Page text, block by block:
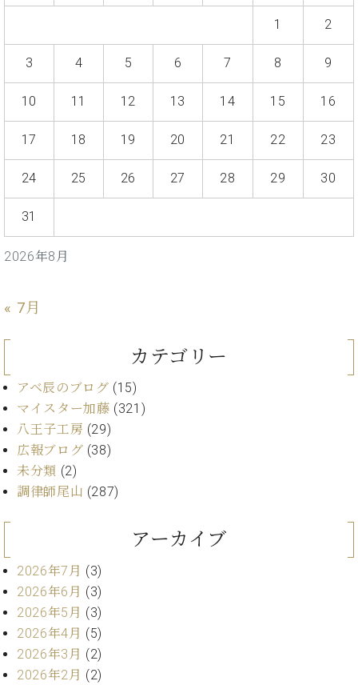
ヒ
シ
タ
W.
ホ
フ
マ
プ
ッ
シ
ョ
ナ
ル
W.
室
ル
ュ
セ
トラ
(PDF)
お
問
い
わ
せ
社
：
八
子
・
技
2026年8月
1 2
3 4 5 6 7 8 9
10 11 12 13 14 15 16
17 18 19 20 21 22 23
24 25 26 27 28 29 30
31
« 7月
カテゴリー
アベ辰のブログ (15)
マイスター加藤 (321)
八王子工房 (29)
広報ブログ (38)
未分類 (2)
調律師尾山 (287)
アーカイブ
2026年7月 (3)
2026年6月 (3)
2026年5月 (3)
2026年4月 (5)
2026年3月 (2)
2026年2月 (2)